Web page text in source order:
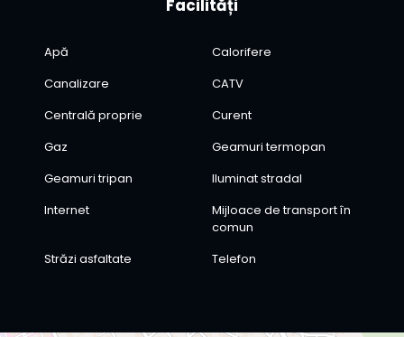
Facilități
Apă
Calorifere
Canalizare
CATV
Centrală proprie
Curent
Gaz
Geamuri termopan
Geamuri tripan
Iluminat stradal
Internet
Mijloace de transport în
comun
Străzi asfaltate
Telefon